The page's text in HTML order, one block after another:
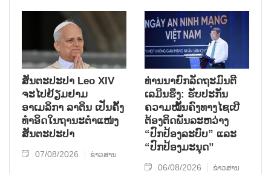
ສັນຕະປະປາ Leo XIV
ຈະໄປຢ້ຽມຢາມ
ອາເມລິກາ ລາຕິນ ເປັນຄັ້ງ
ທຳອິດໃນຖານະຕຳແໜ່ງ
ສັນຕະປະປາ
07/08/2026 ຂ່າວສານ
ທ່ານນາຍົກລັດຖະມົນຕີ
ເລມິນຮຶງ: ຮັບປະກັນ
ຄວາມໝັ້ນຄົງທາງໄຊເບີ
ຕ້ອງຕິດພັນລະຫວ່າງ
“ປົກປ້ອງລະບົບ” ແລະ
“ປົກປ້ອງມະນຸດ”
06/08/2026 ຂ່າວສານ